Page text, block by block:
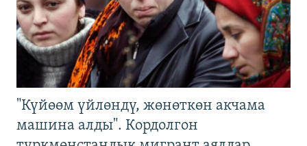
"Күйөөм үйлөндү, жөнөткөн акчама
машина алды". Кордолгон